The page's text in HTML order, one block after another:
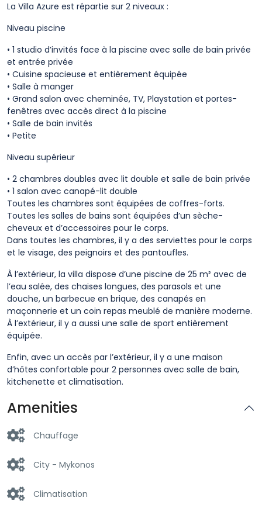
La Villa Azure est répartie sur 2 niveaux :
Niveau piscine
• 1 studio d’invités face à la piscine avec salle de bain privée
et entrée privée
• Cuisine spacieuse et entièrement équipée
• Salle à manger
• Grand salon avec cheminée, TV, Playstation et portes-
fenêtres avec accès direct à la piscine
• Salle de bain invités
• Petite
Niveau supérieur
• 2 chambres doubles avec lit double et salle de bain privée
• 1 salon avec canapé-lit double
Toutes les chambres sont équipées de coffres-forts.
Toutes les salles de bains sont équipées d’un sèche-
cheveux et d’accessoires pour le corps.
Dans toutes les chambres, il y a des serviettes pour le corps
et le visage, des peignoirs et des pantoufles.
À l’extérieur, la villa dispose d’une piscine de 25 m² avec de
l’eau salée, des chaises longues, des parasols et une
douche, un barbecue en brique, des canapés en
maçonnerie et un coin repas meublé de manière moderne.
À l’extérieur, il y a aussi une salle de sport entièrement
équipée.
Enfin, avec un accès par l’extérieur, il y a une maison
d’hôtes confortable pour 2 personnes avec salle de bain,
kitchenette et climatisation.
Amenities
Chauffage
City - Mykonos
Climatisation